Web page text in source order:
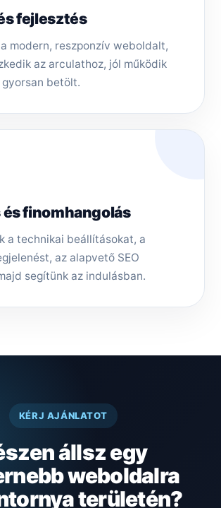
fejlesztés
modern, reszponzív weboldalt,
az arculathoz, jól működik
gyorsan betölt.
és finomhangolás
a technikai beállításokat, a
az alapvető SEO
segítünk az indulásban.
KÉRJ AJÁNLATOT
állsz egy
weboldalra
területén?